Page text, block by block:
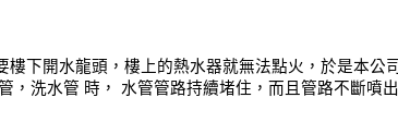
下開水龍頭，樓上的熱水器就無法點火，於是本
，洗水管 時， 水管管路持續堵住，而且管路不斷